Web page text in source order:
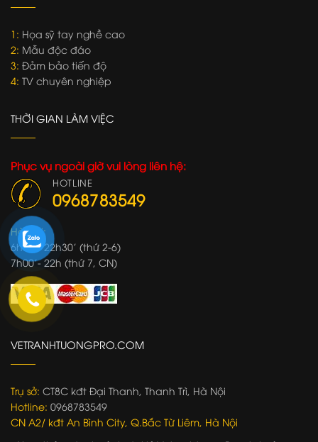
1: Họa sỹ tay nghề cao
2: Mẫu độc đáo
3: Đảm bảo tiến độ
4: TV chuyên nghiệp
THỜI GIAN LÀM VIỆC
Phục vụ ngoài giờ vui lòng liên hệ:
HOTLINE
0968783549
Hà Nội:
6h30'- 22h30' (thứ 2-6)
7h00'- 22h (thứ 7, CN)
VETRANHTUONGPRO.COM
Trụ sở: CT8C kđt Đại Thanh, Thanh Trì, Hà Nội
Hotline: 0968783549
CN A2/ kđt An Bình City, Q.Bắc Từ Liêm, Hà Nội